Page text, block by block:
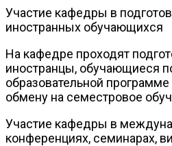
Участие кафедры в
иностранных обучающихся
На кафедре проходят
иностранцы, обучающиеся
образовательной
обмену на семестровое
Участие кафедры в
конференциях, семинарах,